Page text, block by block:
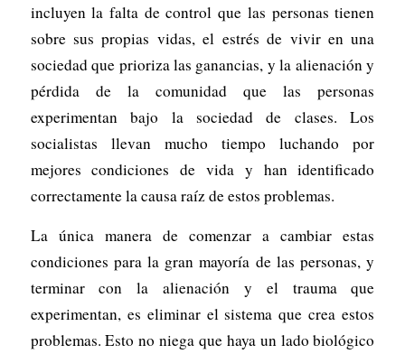
incluyen la falta de control que las personas tienen
sobre sus propias vidas, el estrés de vivir en una
sociedad que prioriza las ganancias, y la alienación y
pérdida de la comunidad que las personas
experimentan bajo la sociedad de clases. Los
socialistas llevan mucho tiempo luchando por
mejores condiciones de vida y han identificado
correctamente la causa raíz de estos problemas.
La única manera de comenzar a cambiar estas
condiciones para la gran mayoría de las personas, y
terminar con la alienación y el trauma que
experimentan, es eliminar el sistema que crea estos
problemas. Esto no niega que haya un lado biológico